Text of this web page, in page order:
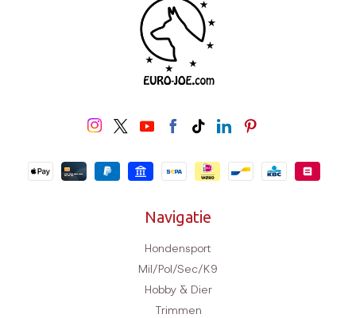
Navigatie
Hondensport
Mil/Pol/Sec/K9
Hobby & Dier
Trimmen